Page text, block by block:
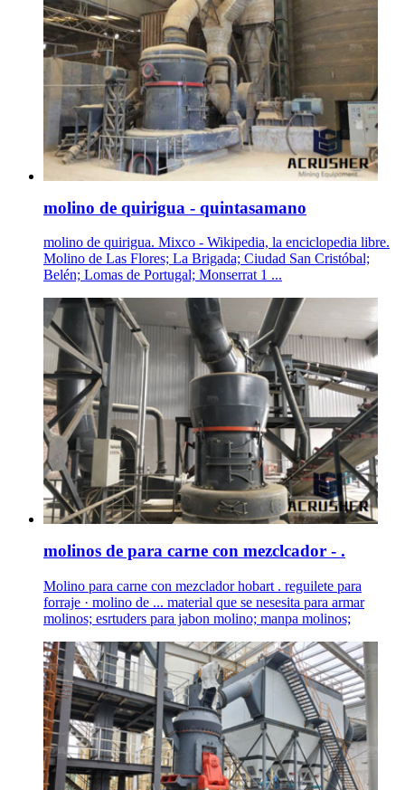
molino de quirigua - quintasamano
molino de quirigua. Mixco - Wikipedia, la enciclopedia libre.
Molino de Las Flores; La Brigada; Ciudad San Cristóbal;
Belén; Lomas de Portugal; Monserrat 1 ...
molinos de para carne con mezclcador - .
Molino para carne con mezclador hobart . reguilete para
forraje · molino de ... material que se nesesita para armar
molinos; esrtuders para jabon molino; manpa molinos;